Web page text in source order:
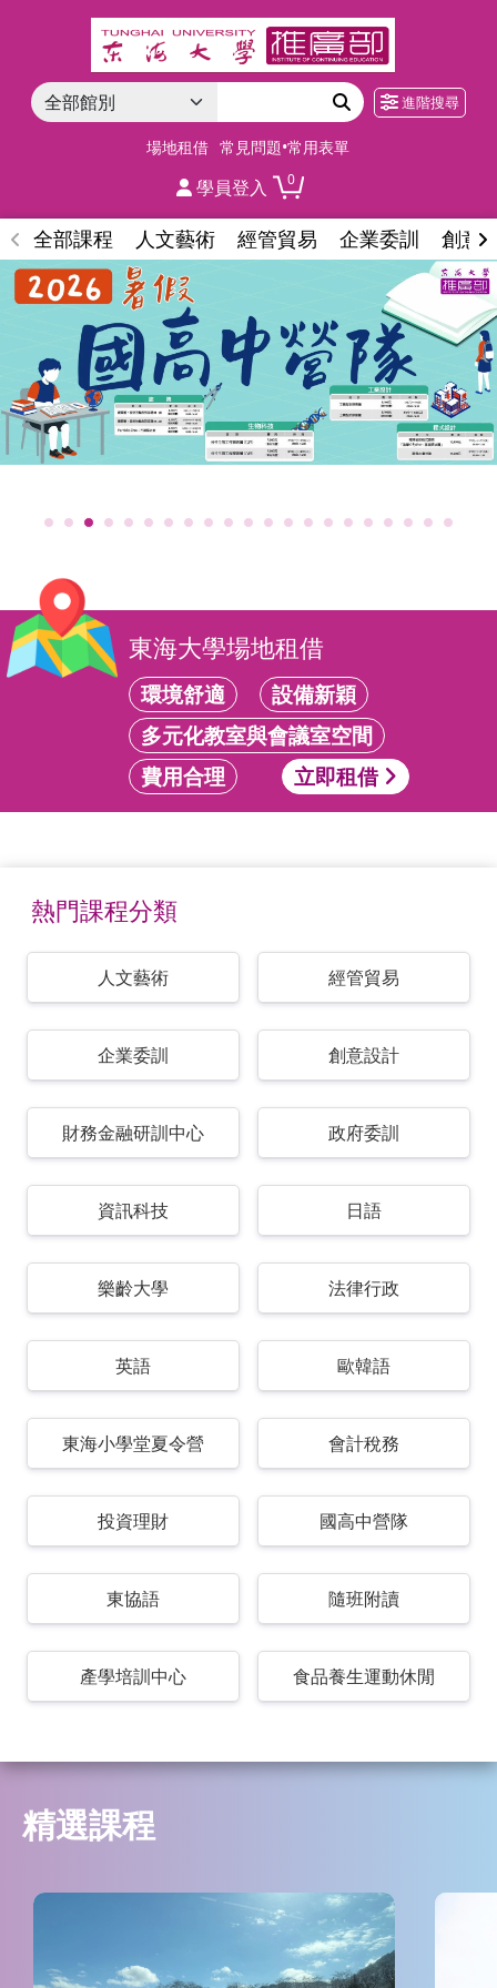
進階搜尋
場地租借 常見問題•常用表單
學員登入 0
全部課程 人文藝術 經管貿易 企業委訓 創意
東海大學場地租借
環境舒適
設備新穎
多元化教室與會議室空間
費用合理
立即租借
熱門課程分類
人文藝術 經管貿易
企業委訓 創意設計
財務金融研訓中心 政府委訓
資訊科技 日語
樂齡大學 法律行政
英語 歐韓語
東海小學堂夏令營 會計稅務
投資理財 國高中營隊
東協語 隨班附讀
產學培訓中心 食品養生運動休閒
精選課程